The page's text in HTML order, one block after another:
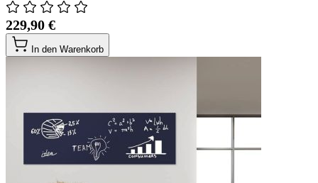
229,90 €
In den Warenkorb